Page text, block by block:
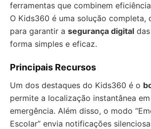
ferramentas que combinem
O Kids360 é uma solução completa,
para garantir a segurança digital
forma simples e eficaz.
Principais Recursos
Um dos destaques do Kids360 é o
permite a localização instantânea
emergência. Além disso, o modo
Escolar” envia notificações